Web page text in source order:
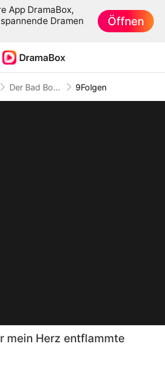
App DramaBox,
Dramen
Öffnen
Der Bad Boy, der mein Herz entflammte 9Folgen
mein Herz entflammte